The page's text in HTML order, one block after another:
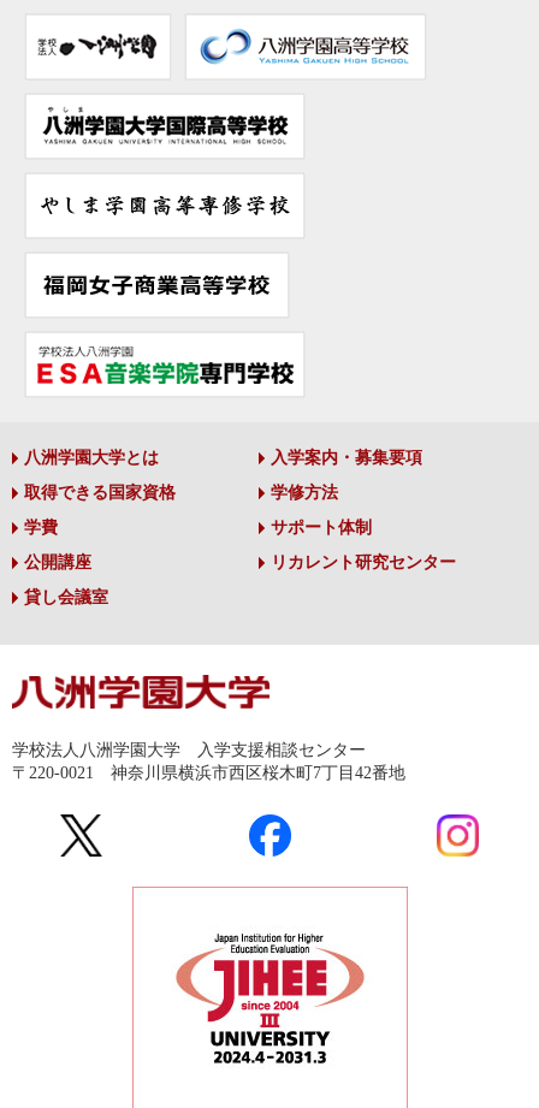
八洲学園大学とは
入学案内・募集要項
取得できる国家資格
学修方法
学費
サポート体制
公開講座
リカレント研究センター
貸し会議室
学校法人八洲学園大学 入学支援相談センター
〒220-0021 神奈川県横浜市西区桜木町7丁目42番地